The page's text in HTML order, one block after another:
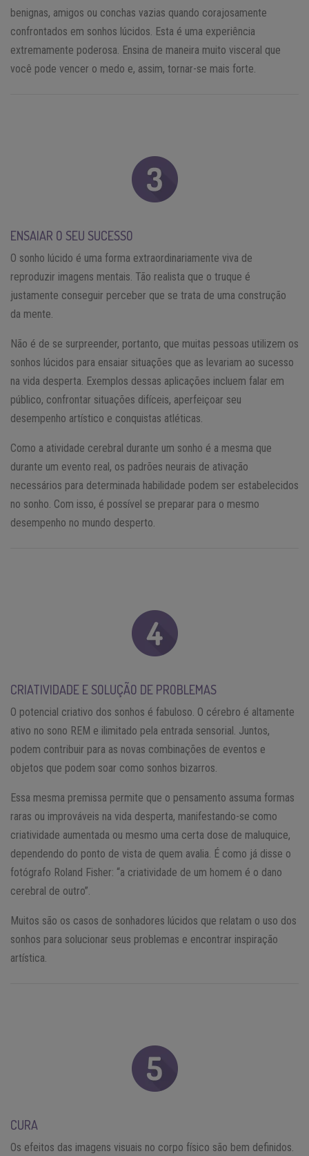
benignas, amigos ou conchas vazias quando corajosamente
confrontados em sonhos lúcidos. Esta é uma experiência
extremamente poderosa. Ensina de maneira muito visceral que
você pode vencer o medo e, assim, tornar-se mais forte.
ENSAIAR O SEU SUCESSO
O sonho lúcido é uma forma extraordinariamente viva de
reproduzir imagens mentais. Tão realista que o truque é
justamente conseguir perceber que se trata de uma construção
da mente.
Não é de se surpreender, portanto, que muitas pessoas utilizem os
sonhos lúcidos para ensaiar situações que as levariam ao sucesso
na vida desperta. Exemplos dessas aplicações incluem falar em
público, confrontar situações difíceis, aperfeiçoar seu
desempenho artístico e conquistas atléticas.
Como a atividade cerebral durante um sonho é a mesma que
durante um evento real, os padrões neurais de ativação
necessários para determinada habilidade podem ser estabelecidos
no sonho. Com isso, é possível se preparar para o mesmo
desempenho no mundo desperto.
CRIATIVIDADE E SOLUÇÃO DE PROBLEMAS
O potencial criativo dos sonhos é fabuloso. O cérebro é altamente
ativo no sono REM e ilimitado pela entrada sensorial. Juntos,
podem contribuir para as novas combinações de eventos e
objetos que podem soar como sonhos bizarros.
Essa mesma premissa permite que o pensamento assuma formas
raras ou improváveis na vida desperta, manifestando-se como
criatividade aumentada ou mesmo uma certa dose de maluquice,
dependendo do ponto de vista de quem avalia. É como já disse o
fotógrafo Roland Fisher: “a criatividade de um homem é o dano
cerebral de outro”.
Muitos são os casos de sonhadores lúcidos que relatam o uso dos
sonhos para solucionar seus problemas e encontrar inspiração
artística.
CURA
Os efeitos das imagens visuais no corpo físico são bem definidos.